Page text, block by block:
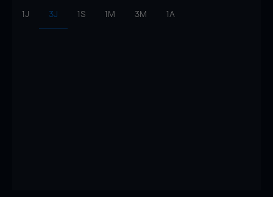
1J 3J 1S 1M 3M 1A